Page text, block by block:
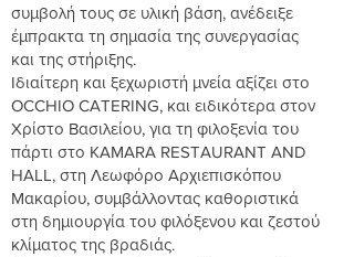
συμβολή τους σε υλική βάση, ανέδειξε
έμπρακτα τη σημασία της συνεργασίας
και της στήριξης.
Ιδιαίτερη και ξεχωριστή μνεία αξίζει στο
OCCHIO CATERING, και ειδικότερα στον
Χρίστο Βασιλείου, για τη φιλοξενία του
πάρτι στο KAMARA RESTAURANT AND
HALL, στη Λεωφόρο Αρχιεπισκόπου
Μακαρίου, συμβάλλοντας καθοριστικά
στη δημιουργία του φιλόξενου και ζεστού
κλίματος της βραδιάς.